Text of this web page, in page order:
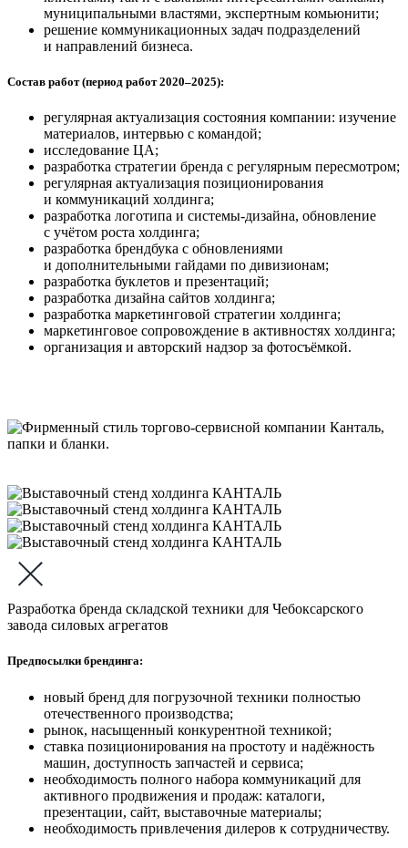
муниципальными властями, экспертным комьюнити;
решение коммуникационных задач подразделений
и направлений бизнеса.
Состав работ (период работ 2020–2025):
регулярная актуализация состояния компании: изучение
материалов, интервью с командой;
исследование ЦА;
разработка стратегии бренда с регулярным пересмотром;
регулярная актуализация позиционирования
и коммуникаций холдинга;
разработка логотипа и системы-дизайна, обновление
с учётом роста холдинга;
разработка брендбука с обновлениями
и дополнительными гайдами по дивизионам;
разработка буклетов и презентаций;
разработка дизайна сайтов холдинга;
разработка маркетинговой стратегии холдинга;
маркетинговое сопровождение в активностях холдинга;
организация и авторский надзор за фотосъёмкой.
Разработка бренда складской техники для Чебоксарского
завода силовых агрегатов
Предпосылки брендинга:
новый бренд для погрузочной техники полностью
отечественного производства;
рынок, насыщенный конкурентной техникой;
ставка позиционирования на простоту и надёжность
машин, доступность запчастей и сервиса;
необходимость полного набора коммуникаций для
активного продвижения и продаж: каталоги,
презентации, сайт, выставочные материалы;
необходимость привлечения дилеров к сотрудничеству.